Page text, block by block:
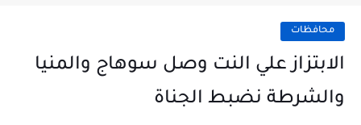
محافظات
الابتزاز علي النت وصل سوهاج والمنيا
والشرطة نضبط الجناة